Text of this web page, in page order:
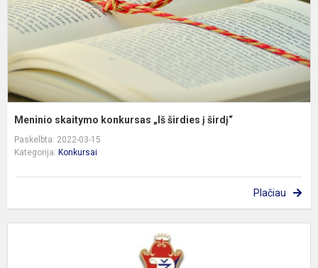
Meninio skaitymo konkursas „Iš širdies į širdį“
Paskelbta: 2022-03-15
Kategorija: Konkursai
Plačiau